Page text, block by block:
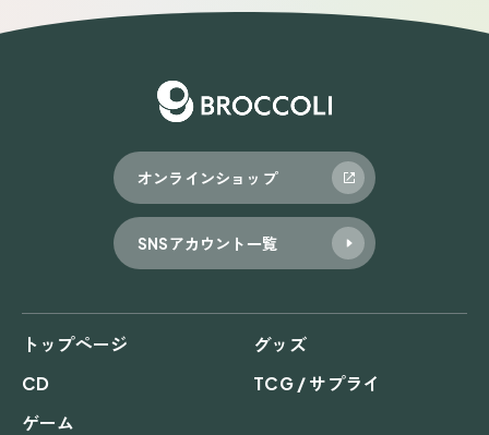
オンラインショップ
SNSアカウント一覧
トップページ
グッズ
CD
TCG / サプライ
ゲーム